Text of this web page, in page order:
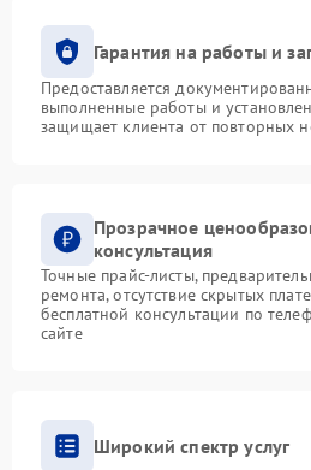
Гарантия на работы и
Предоставляется
выполненные работы и
защищает клиента от повторных
Прозрачное
консультация
Точные прайс-листы,
ремонта, отсутствие скрытых
бесплатной консультации по
сайте
Широкий спектр услуг